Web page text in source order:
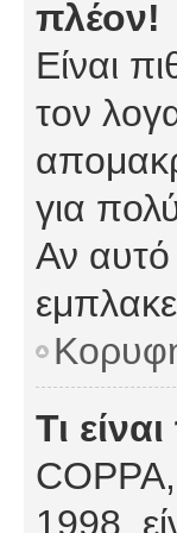
πλέον!
Είναι
τον
για
Αν αυτό
Τι
1998,